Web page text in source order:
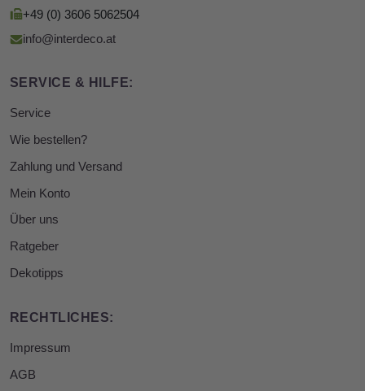
+49 (0) 3606 5062504
info@interdeco.at
SERVICE & HILFE:
Service
Wie bestellen?
Zahlung und Versand
Mein Konto
Über uns
Ratgeber
Dekotipps
RECHTLICHES:
Impressum
AGB